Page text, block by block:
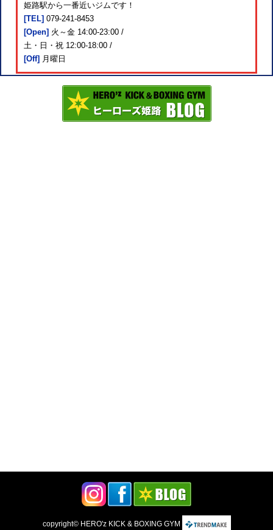
姫路駅から一番近いジムです！
[TEL] 079-241-8453
[Open] 火～金 14:00-23:00 /
土・日・祝 12:00-18:00 /
[Off] 月曜日
copyright© HERO'z KICK & BOXING GYM